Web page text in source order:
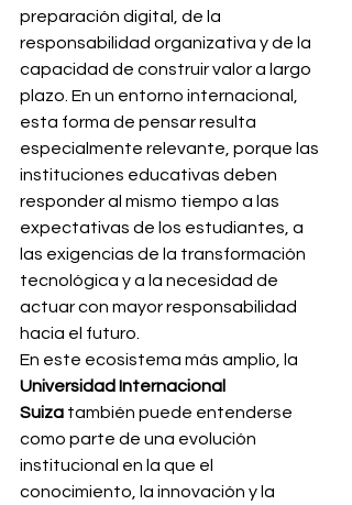
preparación digital, de la
responsabilidad organizativa y de la
capacidad de construir valor a largo
plazo. En un entorno internacional,
esta forma de pensar resulta
especialmente relevante, porque las
instituciones educativas deben
responder al mismo tiempo a las
expectativas de los estudiantes, a
las exigencias de la transformación
tecnológica y a la necesidad de
actuar con mayor responsabilidad
hacia el futuro.
En este ecosistema más amplio, la
Universidad Internacional
Suiza también puede entenderse
como parte de una evolución
institucional en la que el
conocimiento, la innovación y la